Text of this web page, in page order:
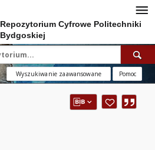
Repozytorium Cyfrowe Politechniki
Bydgoskiej
Wyszukiwanie zaawansowane Pomoc